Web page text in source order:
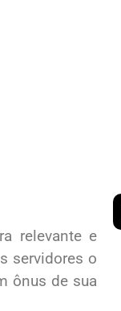
relevante e
servidores o
ônus de sua